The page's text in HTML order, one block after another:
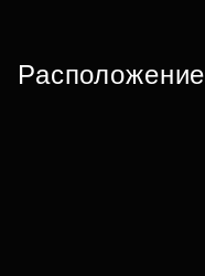
Расположение